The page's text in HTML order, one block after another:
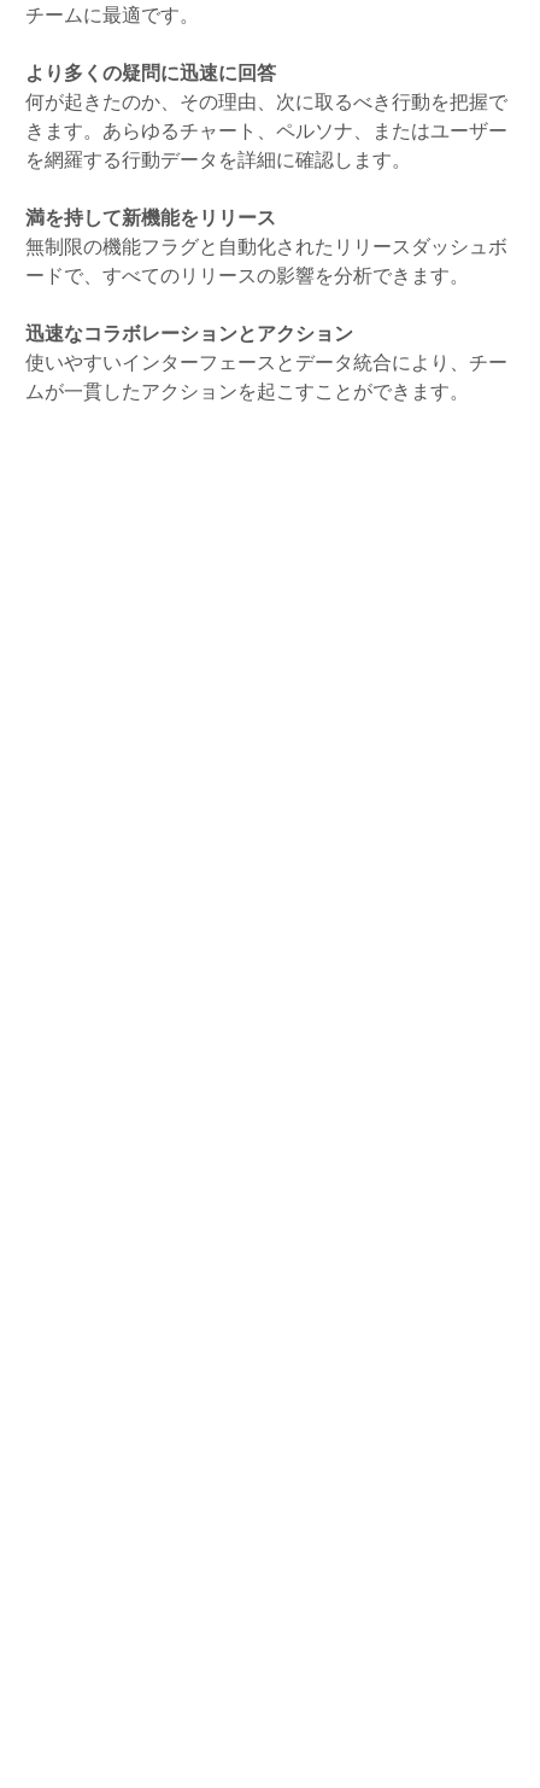
チームに最適です。
より多くの疑問に迅速に回答
何が起きたのか、その理由、次に取るべき行動を把握で
きます。あらゆるチャート、ペルソナ、またはユーザー
を網羅する行動データを詳細に確認します。
満を持して新機能をリリース
無制限の機能フラグと自動化されたリリースダッシュボ
ードで、すべてのリリースの影響を分析できます。
迅速なコラボレーションとアクション
使いやすいインターフェースとデータ統合により、チー
ムが一貫したアクションを起こすことができます。